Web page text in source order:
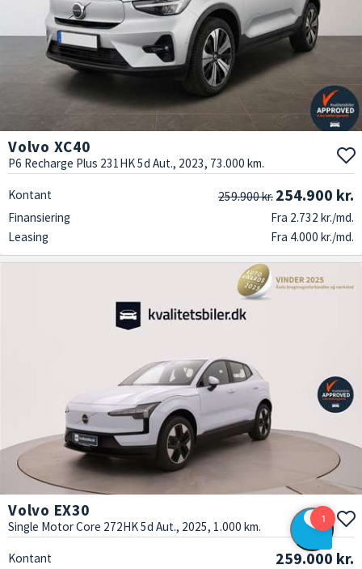
Volvo XC40
P6 Recharge Plus 231HK 5d Aut., 2023, 73.000 km.
Kontant 259.900 kr. 254.900 kr.
Finansiering
Fra 2.732 kr./md.
Leasing
Fra 4.000 kr./md.
Volvo EX30
Single Motor Core 272HK 5d Aut., 2025, 1.000 km.
Kontant 259.000 kr.